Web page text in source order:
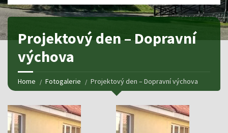
Projektový den – Dopravní
výchova
Home Fotogalerie Projektový den – Dopravní výchova